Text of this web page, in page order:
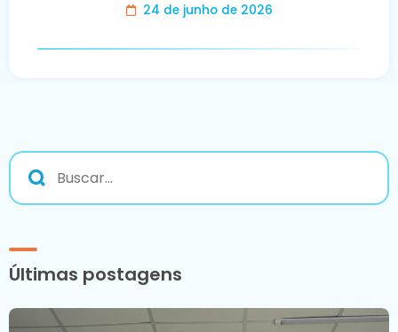
24 de junho de 2026
Últimas postagens